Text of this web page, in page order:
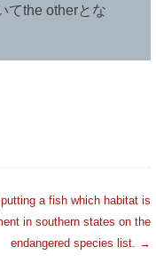
てthe otherとな
a fish which habitat is
in southern states on the
endangered species list. →